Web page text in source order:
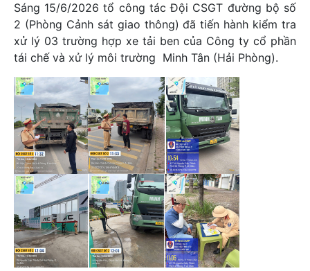
Sáng 15/6/2026 tổ công tác Đội CSGT đường bộ số
2 (Phòng Cảnh sát giao thông) đã tiến hành kiểm tra
xử lý 03 trường hợp xe tải ben của Công ty cổ phần
tái chế và xử lý môi trường Minh Tân (Hải Phòng).